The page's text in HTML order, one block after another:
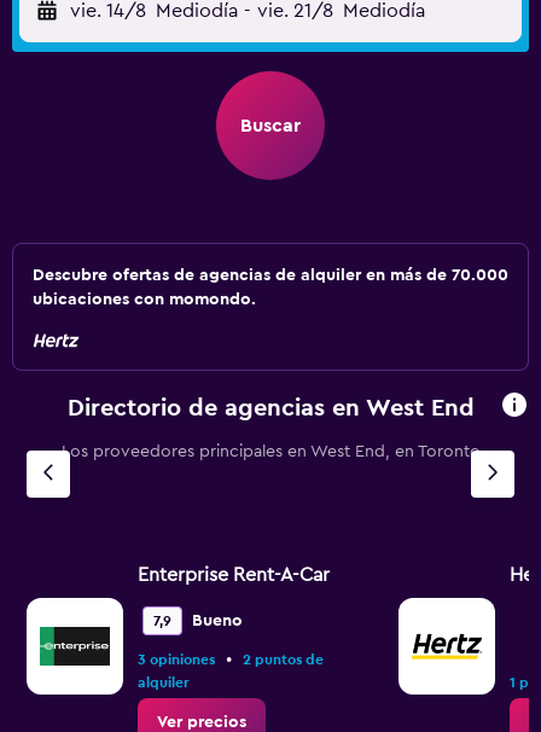
vie. 14/8 Mediodía - vie. 21/8 Mediodía
Buscar
Descubre ofertas de agencias de alquiler en más de 70.000
ubicaciones con momondo.
Directorio de agencias en West End
Los proveedores principales en West End, en Toronto
Enterprise Rent-A-Car
7,9 Bueno
3 opiniones •
2 puntos de
alquiler
Ver precios
1